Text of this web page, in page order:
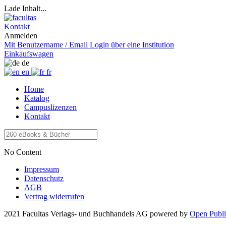
Lade Inhalt...
Kontakt
Anmelden
Mit Benutzername / Email Login über eine Institution
Einkaufswagen
de
en
fr
Home
Katalog
Campuslizenzen
Kontakt
No Content
Impressum
Datenschutz
AGB
Vertrag widerrufen
2021 Facultas Verlags- und Buchhandels AG powered by Open